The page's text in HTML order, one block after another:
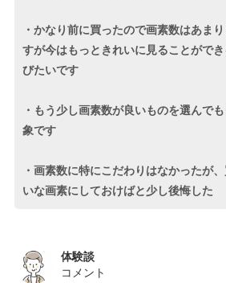
・かなり前に買ったので画素数はあま
すが今はもっときれいに見ることがで
びたいです
・もう少し画素数が良いものを選んで
象です
・画素数に特にこだわりはなかったが
いな画素にしておけばと少し後悔した
体験談
コメント